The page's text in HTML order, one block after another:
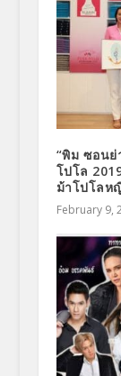
“พิม ซอนย่
โปโล
ม้าโปโลห
February 9,